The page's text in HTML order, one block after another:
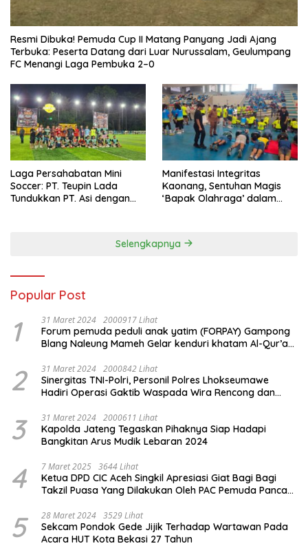
Resmi Dibuka! Pemuda Cup II Matang Panyang Jadi Ajang
Terbuka: Peserta Datang dari Luar Nurussalam, Geulumpang
FC Menangi Laga Pembuka 2–0
Laga Persahabatan Mini
Soccer: PT. Teupin Lada
Tundukkan PT. Asi dengan
Manifestasi Integritas
Kaonang, Sentuhan Magis
‘Bapak Olahraga’ dalam
Selengkapnya
Popular Post
1 31 Maret 2024 2000917 Lihat
Forum pemuda peduli anak yatim (FORPAY) Gampong
Blang Naleung Mameh Gelar kenduri khatam Al-Qur’an
2 31 Maret 2024 2000842 Lihat
Sinergitas TNI-Polri, Personil Polres Lhokseumawe
Hadiri Operasi Gaktib Waspada Wira Rencong dan
3 31 Maret 2024 2000611 Lihat
Kapolda Jateng Tegaskan Pihaknya Siap Hadapi
Bangkitan Arus Mudik Lebaran 2024
4 7 Maret 2025 3644 Lihat
Ketua DPD CIC Aceh Singkil Apresiasi Giat Bagi Bagi
Takzil Puasa Yang Dilakukan Oleh PAC Pemuda Panca
Meriah Kabupaten Aceh Singkil
5 28 Maret 2024 3529 Lihat
Sekcam Pondok Gede Jijik Terhadap Wartawan Pada
Acara HUT Kota Bekasi 27 Tahun